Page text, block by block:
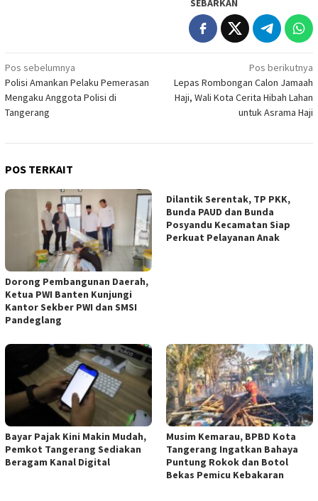
SEBARKAN
Navigasi
pos
Pos sebelumnya
Polisi Amankan Pelaku Pemerasan
Mengaku Anggota Polisi di
Tangerang
Pos berikutnya
Lepas Rombongan Calon Jamaah
Haji, Wali Kota Cerita Hibah Lahan
untuk Asrama Haji
POS TERKAIT
Dorong Pembangunan Daerah,
Ketua PWI Banten Kunjungi
Kantor Sekber PWI dan SMSI
Pandeglang
Dilantik Serentak, TP PKK,
Bunda PAUD dan Bunda
Posyandu Kecamatan Siap
Perkuat Pelayanan Anak
Bayar Pajak Kini Makin Mudah,
Pemkot Tangerang Sediakan
Beragam Kanal Digital
Musim Kemarau, BPBD Kota
Tangerang Ingatkan Bahaya
Puntung Rokok dan Botol
Bekas Pemicu Kebakaran